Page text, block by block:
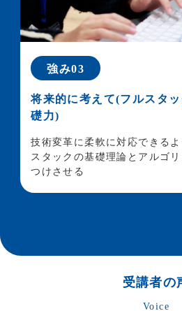
強み03
将来的に考えて(フルスタ
礎力)
技術変革に柔軟に対応できる
スタックの基礎理論と アルゴ
つけさせる
受講者の
Voice